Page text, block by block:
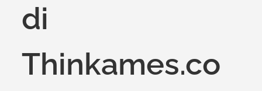
di
Thinkames.co